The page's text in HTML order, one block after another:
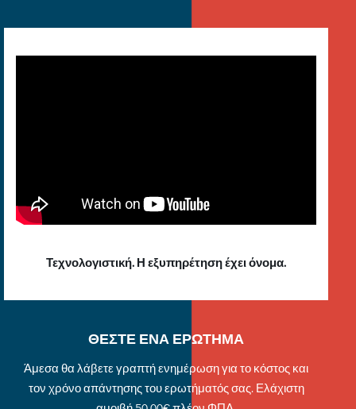
Τεχνολογιστική. Η εξυπηρέτηση έχει όνομα.
ΘΕΣΤΕ ΕΝΑ ΕΡΩΤΗΜΑ
Άμεσα θα λάβετε γραπτή ενημέρωση για το κόστος και
τον χρόνο απάντησης του ερωτήματός σας. Ελάχιστη